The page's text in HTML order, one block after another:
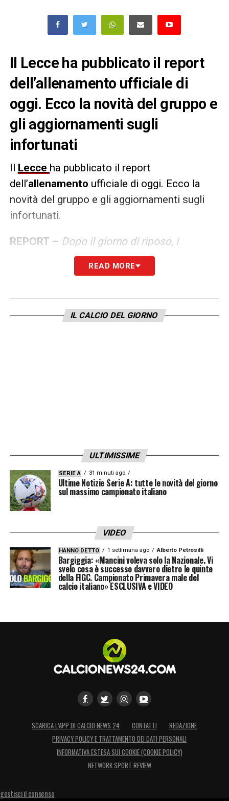
Il Lecce ha pubblicato il report
dell’allenamento ufficiale di
oggi. Ecco la novità del gruppo e
gli aggiornamenti sugli
infortunati
Il Lecce ha pubblicato il report
dell’allenamento ufficiale di oggi. Ecco la
novità del gruppo e gli aggiornamenti sugli
infortunati.
REPORT – Dopo il giorno di riposo, i
giallorossi si sono ritrovati nel pomeriggio
all’Acaya Golf Resort & SPA. Presente alla
regolarmente con i nuovi compagni.
READ MORE
IL CALCIO DEL GIORNO
ULTIMISSIME
SERIE A 31 minuti ago
Ultime Notizie Serie A: tutte le novità del giorno
sul massimo campionato italiano
VIDEO
HANNO DETTO 1 settimana ago Alberto Petrosilli
Bargiggia: «Mancini voleva solo la Nazionale. Vi
svelo cosa è successo davvero dietro le quinte
della FIGC. Campionato Primavera male del
calcio italiano» ESCLUSIVA e VIDEO
SCARICA L’APP DI CALCIO NEWS 24 CONTATTI
REDAZIONE
PRIVACY POLICY E TRATTAMENTO DEI DATI PERSONALI
INFORMATIVA ESTESA SUI COOKIE (COOKIE POLICY)
NETWORK SPORT REVIEW
gestisci il consenso